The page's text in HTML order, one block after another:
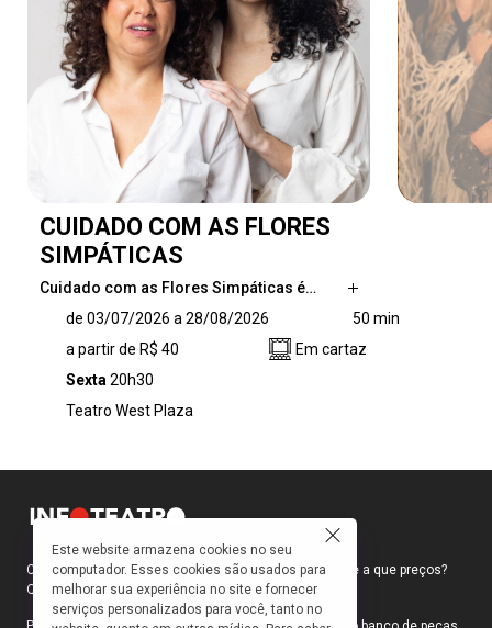
CUIDADO COM AS FLORES
SIMPÁTICAS
Cuidado com as Flores Simpáticas é…
espetáculo transmidiático que reúne três
monólogos femininos intensos e provocativos.
Entre afeto, raiva e desejo, vozes de mulheres
do teatro.
de 03/07/2026 a 28/08/2026
50 min
a partir de R$ 40
Em cartaz
Sexta 20h30
Teatro West Plaza
Como faço para ir ao teatro? Onde compro ingressos e a que preços?
Quais peças estão em cartaz?
Este website armazena cookies no seu
computador. Esses cookies são usados para
melhorar sua experiência no site e fornecer
serviços personalizados para você, tanto no